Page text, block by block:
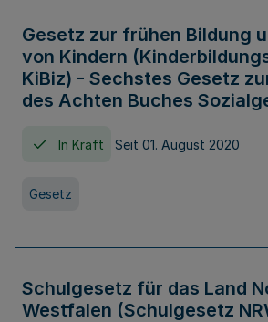
Gesetz zur frühen Bildung
von Kindern
KiBiz) - Sechstes Gesetz
des Achten Buches
In Kraft Seit 01. August 2020
Gesetz
Schulgesetz für das Land
Westfalen (Schulgesetz